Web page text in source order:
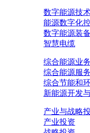
数字能源技
能源数字化
数字能源装备
智慧电缆
综合能源业务
综合能源服务
综合节能和
新能源开发
产业与战略
产业投资